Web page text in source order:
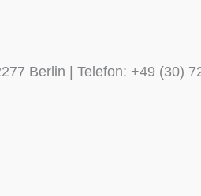
Berlin | Telefon: +49 (30)